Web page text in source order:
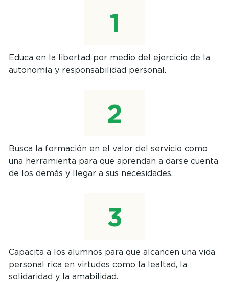
Educa en la libertad por medio del ejercicio de la
autonomía y responsabilidad personal.
Busca la formación en el valor del servicio como
una herramienta para que aprendan a darse cuenta
de los demás y llegar a sus necesidades.
Capacita a los alumnos para que alcancen una vida
personal rica en virtudes como la lealtad, la
solidaridad y la amabilidad.